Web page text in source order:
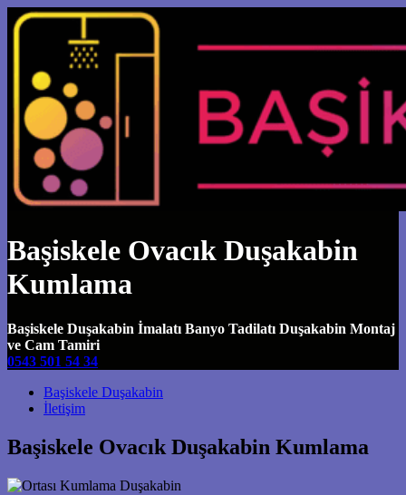
Başiskele Ovacık Duşakabin
Kumlama
Başiskele Duşakabin İmalatı Banyo Tadilatı Duşakabin Montaj
ve Cam Tamiri
0543 501 54 34
Main Navigation
Başiskele Duşakabin
İletişim
Başiskele Ovacık Duşakabin Kumlama